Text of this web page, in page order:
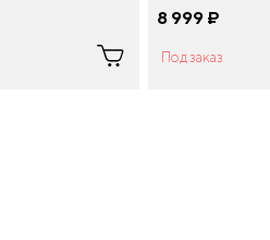
8 999 ¤
Под заказ